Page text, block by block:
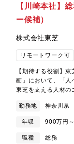
など）と綿密なコ
もバランス感覚を
年の建設市況の急激
められます。既存の
タドリブンな姿勢が
事業会社側のプロ
途が幅広く、多彩
を高められます。・
組み、知見を共有し
に合わせてメリハ
化に対応したこれ
ープにおけるグロ
【川崎本社】
ー候補）
株式会社東芝
リモートワーク可
【期待する役割】
画」において、「人
東芝を支える人材の
が輝き躍動し創造
い、従業員の声に
して付加価値・ソ
ます。当社グルー
勤務地 神奈川県
年収 900万円
職種
総務